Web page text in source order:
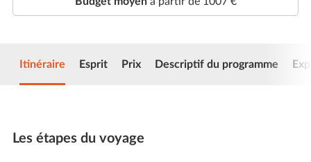
Itinéraire Esprit Prix Descriptif du programme
Les étapes du voyage